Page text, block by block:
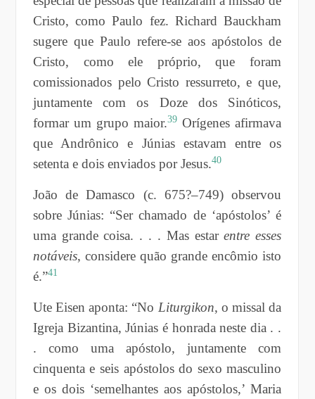
Cristo, como Paulo fez. Richard Bauckham
sugere que Paulo refere-se aos apóstolos de
Cristo, como ele próprio, que foram
comissionados pelo Cristo ressurreto, e que,
juntamente com os Doze dos Sinóticos,
formar um grupo maior.39 Orígenes afirmava
que Andrônico e Júnias estavam entre os
setenta e dois enviados por Jesus.40
João de Damasco (c. 675?–749) observou
sobre Júnias: “Ser chamado de ‘apóstolos’ é
uma grande coisa. . . . Mas estarentre esses
notáveis, considere quão grande encômio isto
é.”41
Ute Eisen aponta: “No Liturgikon, o missal da
Igreja Bizantina, Júnias é honrada neste dia . .
. como uma apóstolo, juntamente com
cinquenta e seis apóstolos do sexo masculino
e os dois ‘semelhantes aos apóstolos,’ Maria